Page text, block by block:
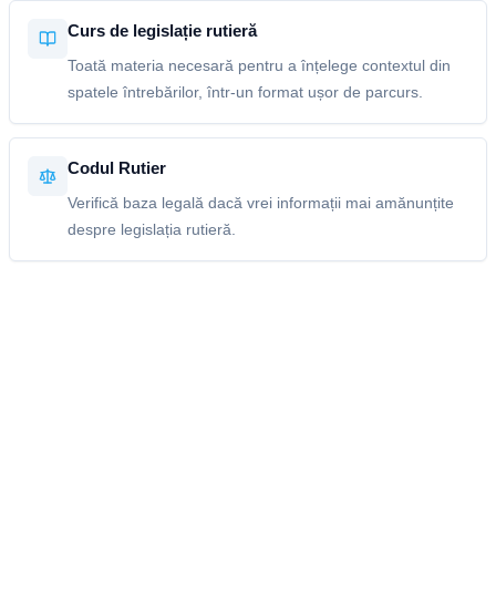
Curs de legislație rutieră
Toată materia necesară pentru a înțelege contextul din
spatele întrebărilor, într-un format ușor de parcurs.
Codul Rutier
Verifică baza legală dacă vrei informații mai amănunțite
despre legislația rutieră.